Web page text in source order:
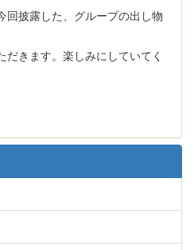
回披露した、グループの出し物
きます。楽しみにしていてく